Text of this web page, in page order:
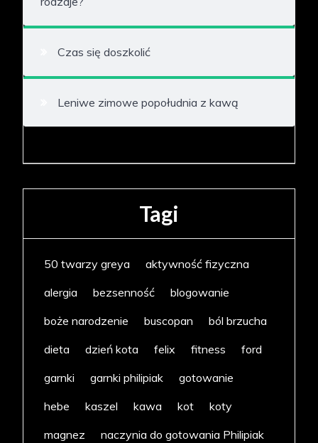
Czas się doszkolić
Leniwe zimowe popołudnia z kawą
Tagi
50 twarzy greya
aktywność fizyczna
alergia
bezsenność
blogowanie
boże narodzenie
buscopan
ból brzucha
dieta
dzień kota felix fitness
ford
garnki
garnki philipiak
gotowanie
hebe
kaszel kawa kot
koty
magnez
naczynia do gotowania Philipiak